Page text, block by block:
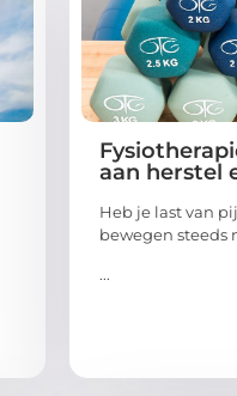
aan herstel
Heb je last van
bewegen steeds
...